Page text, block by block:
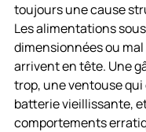
toujours une cause
Les alimentations
dimensionnées ou
arrivent en tête. Une
trop, une ventouse
batterie vieillissante,
comportements